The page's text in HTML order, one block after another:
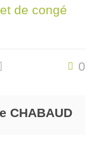
de congé
0
CHABAUD